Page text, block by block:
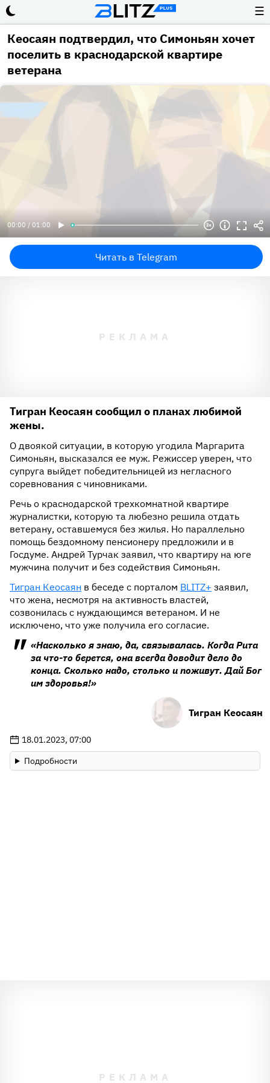
☰
Кеосаян подтвердил, что Симоньян хочет
поселить в краснодарской квартире
ветерана
00:00 / 01:00
Читать в Telegram
Тигран Кеосаян сообщил о планах любимой
жены.
О двоякой ситуации, в которую угодила Маргарита
Симоньян, высказался ее муж. Режиссер уверен, что
супруга выйдет победительницей из негласного
соревнования с чиновниками.
Речь о краснодарской трехкомнатной квартире
журналистки, которую та любезно решила отдать
ветерану, оставшемуся без жилья. Но параллельно
помощь бездомному пенсионеру предложили и в
Госдуме. Андрей Турчак заявил, что квартиру на юге
мужчина получит и без содействия Симоньян.
Тигран Кеосаян в беседе с порталом BLITZ+ заявил,
что жена, несмотря на активность властей,
созвонилась с нуждающимся ветераном. И не
исключено, что уже получила его согласие.
«Насколько я знаю, да, связывалась. Когда Рита
за что-то берется, она всегда доводит дело до
конца. Сколько надо, столько и поживут. Дай Бог
им здоровья!»
Тигран Кеосаян
18.01.2023, 07:00
Подробности